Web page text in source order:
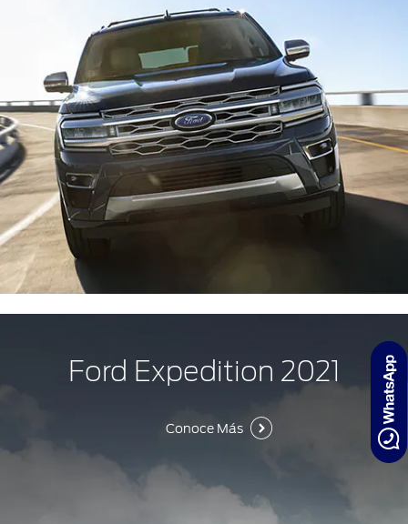
Ford Expedition 2021
Conoce Más